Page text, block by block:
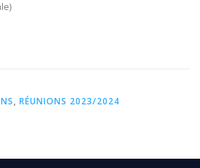
, RÉUNIONS 2023/2024